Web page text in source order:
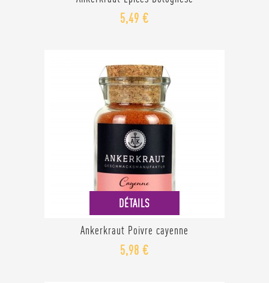
5,49 €
DÉTAILS
Ankerkraut Poivre cayenne
5,98 €